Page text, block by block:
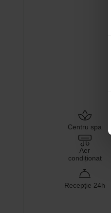
Centru spa
Aer
condiționat
Recepție 24h